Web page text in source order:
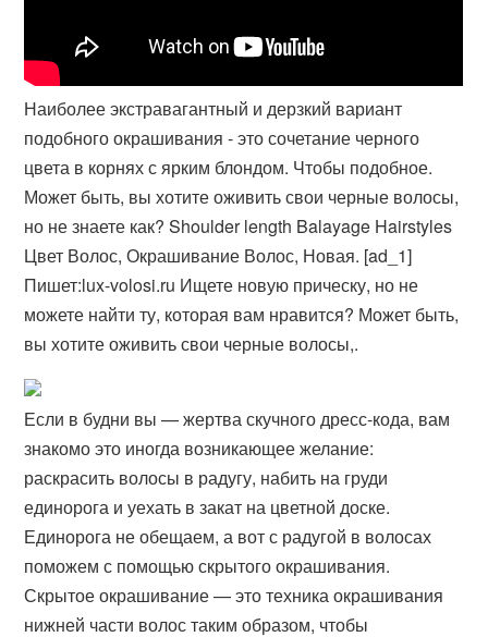
Наиболее экстравагантный и дерзкий вариант
подобного окрашивания - это сочетание черного
цвета в корнях с ярким блондом. Чтобы подобное.
Может быть, вы хотите оживить свои черные волосы,
но не знаете как? Shoulder length Balayage Hairstyles
Цвет Волос, Окрашивание Волос, Новая​. [ad_1]
Пишет:lux-volosi.ru Ищете новую прическу, но не
можете найти ту, которая вам нравится? Может быть,
вы хотите оживить свои черные волосы,​.
Если в будни вы — жертва скучного дресс-кода, вам
знакомо это иногда возникающее желание:
раскрасить волосы в радугу, набить на груди
единорога и уехать в закат на цветной доске.
Единорога не обещаем, а вот с радугой в волосах
поможем с помощью скрытого окрашивания.
Скрытое окрашивание — это техника окрашивания
нижней части волос таким образом, чтобы